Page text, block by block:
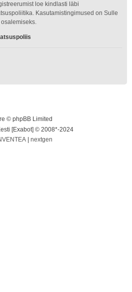
loe kindlasti läbi
Kasutamistingimused on Sulle
© phpBB Limited
[Exabot] © 2008*-2024
nextgen